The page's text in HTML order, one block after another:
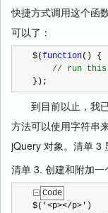
快捷方式调用这个函
可以了：
$(function() {
// run this
});
到目前以止，我已
方法可以使用字符串
jQuery 对象。清单 3
清单 3. 创建和附加一
Code
$( '<p></p> ' )